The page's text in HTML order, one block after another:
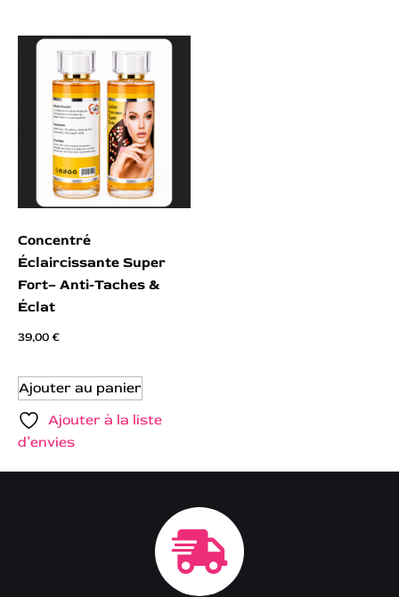
Concentré
Éclaircissante Super
Fort– Anti-Taches &
Éclat
39,00€
Ajouter au panier
Ajouter à la liste
d’envies